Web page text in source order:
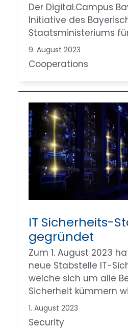
Der Digital.Campus
Initiative des
Staatsministeriums
9. August 2023
Cooperations
IT Sicherheits-
gegründet
Zum 1. August 2023
neue Stabstelle IT-
welche sich um alle
Sicherheit kümmern
1. August 2023
Security